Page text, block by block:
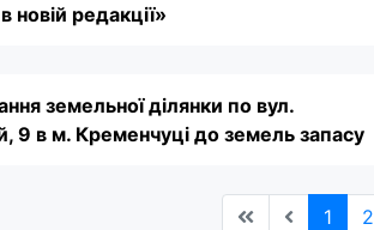
новій редакції»
земельної ділянки по вул.
9 в м. Кременчуці до земель запасу
1 2